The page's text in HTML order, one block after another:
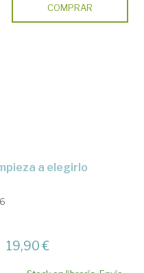
COMPRAR
a elegirlo
19,90 €